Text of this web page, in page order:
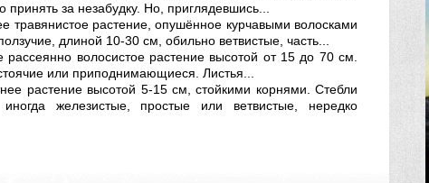
за незабудку. Но, приглядев­шись...
травя­нистое растение, опушённое курча­выми волосками
длиной 10-30 см, обильно ветвис­тые, часть...
рассеянно волосистое рас­тение высотой от 15 до 70 см.
или приподнимающиеся. Листья...
растение высотой 5-15 см, стойкими корнями. Стебли
железистые, простые или ветвистые, нередко